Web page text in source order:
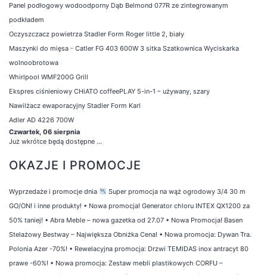
Panel podłogowy wodoodporny Dąb Belmond 077R ze zintegrowanym
podkładem
Oczyszczacz powietrza Stadler Form Roger little 2, biały
Maszynki do mięsa - Catler FG 403 600W 3 sitka Szatkownica Wyciskarka
wolnoobrotowa
Whirlpool WMF200G Grill
Ekspres ciśnieniowy CHiATO coffeePLAY 5-in-1 – używany, szary
Nawilżacz ewaporacyjny Stadler Form Karl
Adler AD 4226 700W
Czwartek, 06 sierpnia
Już wkrótce będą dostępne ...
OKAZJE I PROMOCJE
Wyprzedaże i promocje dnia
Super promocja na wąż ogrodowy 3/4 30 m
GO/ON! i inne produkty! • Nowa promocja! Generator chloru INTEX QX1200 za
50% taniej! • Abra Meble – nowa gazetka od 27.07 • Nowa Promocja! Basen
Stelażowy Bestway – Największa Obniżka Cena! • Nowa promocja: Dywan Tra.
Polonia Azer -70%! • Rewelacyjna promocja: Drzwi TEMIDAS inox antracyt 80
prawe -60%! • Nowa promocja: Zestaw mebli plastikowych CORFU –